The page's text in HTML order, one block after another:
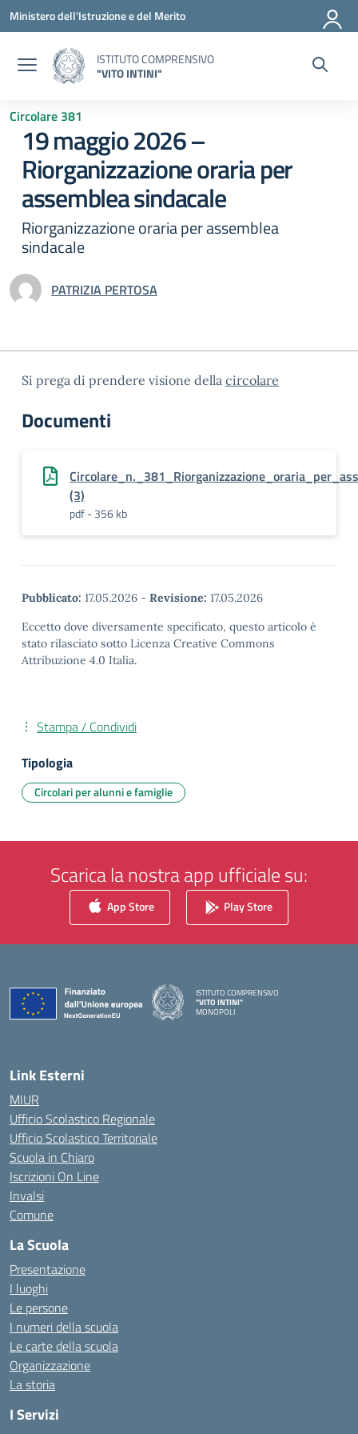
Vai ai contenuti
Vai al menu di navigazione
Vai al footer
Ministero dell'Istruzione e del Merito
ISTITUTO COMPRENSIVO
"VITO INTINI"
Circolare 381
19 maggio 2026 –
Riorganizzazione oraria per
assemblea sindacale
Riorganizzazione oraria per assemblea
sindacale
PATRIZIA PERTOSA
Si prega di prendere visione della circolare
Documenti
(3)
pdf - 356 kb
Pubblicato: 17.05.2026 - Revisione: 17.05.2026
Eccetto dove diversamente specificato, questo articolo è
stato rilasciato sotto Licenza Creative Commons
Attribuzione 4.0 Italia.
Stampa / Condividi
Tipologia
Circolari per alunni e famiglie
Scarica la nostra app ufficiale su:
App Store Play Store
ISTITUTO COMPRENSIVO
"VITO INTINI"
MONOPOLI
Link Esterni
MIUR
Ufficio Scolastico Regionale
Ufficio Scolastico Territoriale
Scuola in Chiaro
Iscrizioni On Line
Invalsi
Comune
La Scuola
Presentazione
I luoghi
Le persone
I numeri della scuola
Le carte della scuola
Organizzazione
La storia
I Servizi